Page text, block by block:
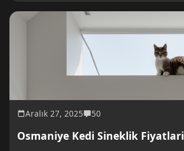
Aralık 27, 2025 50
Osmaniye Kedi Sineklik Fiyatlari